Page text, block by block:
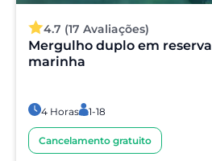
4.7 (17 Avaliações)
Mergulho duplo em reserva
marinha
4 Horas 1-18
Cancelamento gratuito